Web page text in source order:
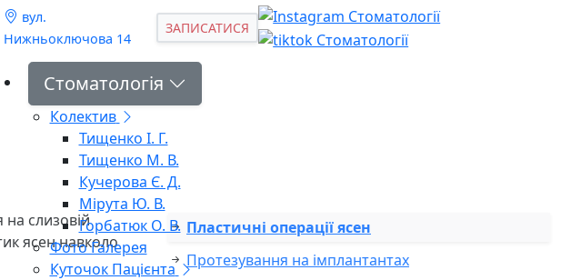
вул.
Нижньоключова 14
ЗАПИСАТИСЯ
Стоматологія
Колектив
Тищенко І. Г.
Тищенко М. В.
Кучерова Є. Д.
Мірута Ю. В.
Горбатюк О. В.
Фото Галерея
Куточок Пацієнта
слизовій
ясен навколо
Пластичні операції ясен
Протезування на імплантантах